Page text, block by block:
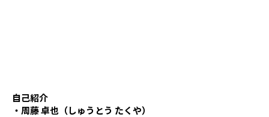
自己紹介
・周藤 卓也（しゅうとう たくや）